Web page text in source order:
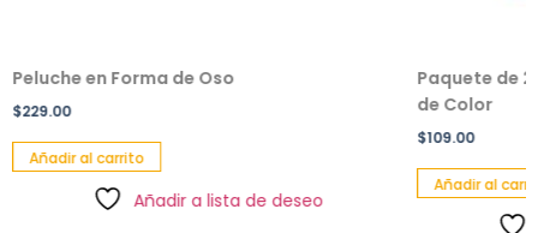
Peluche en Forma de Oso
$229.00
Añadir al carrito
Añadir a lista de deseo
Paquete de
de Color
$109.00
Añadir al